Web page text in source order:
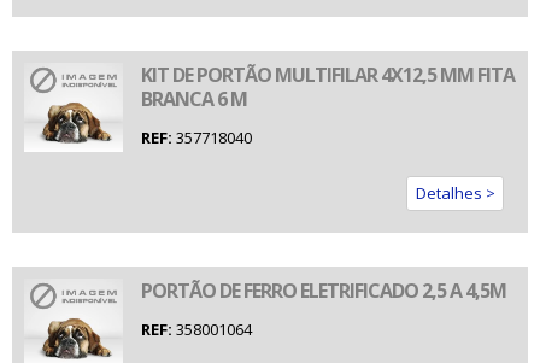
KIT DE PORTÃO MULTIFILAR 4X12,5 MM FITA
BRANCA 6 M
REF: 357718040
Detalhes >
PORTÃO DE FERRO ELETRIFICADO 2,5 A 4,5M
REF: 358001064